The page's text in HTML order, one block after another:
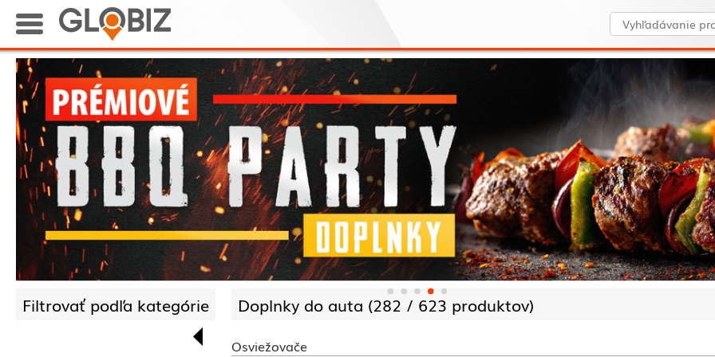
Filtrovať podľa kategórie Doplnky do auta (282 / 623 produktov)
Osviežovače